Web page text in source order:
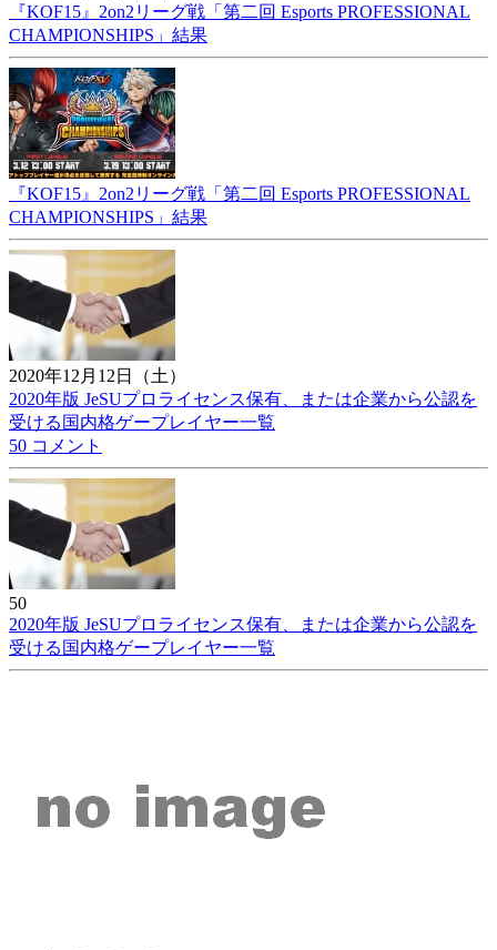
『KOF15』2on2リーグ戦「第二回 Esports PROFESSIONAL
CHAMPIONSHIPS」結果
『KOF15』2on2リーグ戦「第二回 Esports PROFESSIONAL
CHAMPIONSHIPS」結果
2020年12月12日（土）
2020年版 JeSUプロライセンス保有、または企業から公認を
受ける国内格ゲープレイヤー一覧
50 コメント
50
2020年版 JeSUプロライセンス保有、または企業から公認を
受ける国内格ゲープレイヤー一覧